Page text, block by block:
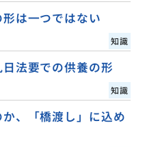
は一つではない
知識
法要での供養の形
知識
、「橋渡し」に込め